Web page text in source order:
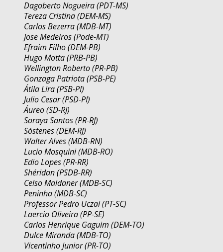
Dagoberto Nogueira (PDT-MS)
Tereza Cristina (DEM-MS)
Carlos Bezerra (MDB-MT)
Jose Medeiros (Pode-MT)
Efraim Filho (DEM-PB)
Hugo Motta (PRB-PB)
Wellington Roberto (PR-PB)
Gonzaga Patriota (PSB-PE)
Átila Lira (PSB-PI)
Julio Cesar (PSD-PI)
Áureo (SD-RJ)
Soraya Santos (PR-RJ)
Sóstenes (DEM-RJ)
Walter Alves (MDB-RN)
Lucio Mosquini (MDB-RO)
Edio Lopes (PR-RR)
Shéridan (PSDB-RR)
Celso Maldaner (MDB-SC)
Peninha (MDB-SC)
Professor Pedro Uczai (PT-SC)
Laercio Oliveira (PP-SE)
Carlos Henrique Gaguim (DEM-TO)
Dulce Miranda (MDB-TO)
Vicentinho Junior (PR-TO)